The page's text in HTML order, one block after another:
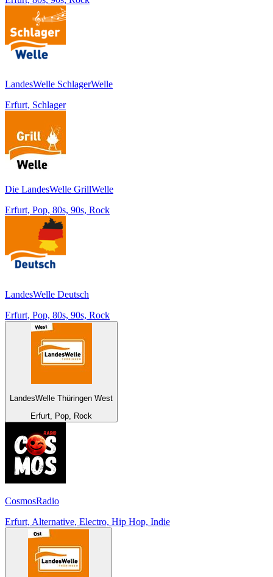
LandesWelle SchlagerWelle
Erfurt, Schlager
Die LandesWelle GrillWelle
Erfurt, Pop, 80s, 90s, Rock
LandesWelle Deutsch
Erfurt, Pop, 80s, 90s, Rock
LandesWelle Thüringen West
Erfurt, Pop, Rock
CosmosRadio
Erfurt, Alternative, Electro, Hip Hop, Indie